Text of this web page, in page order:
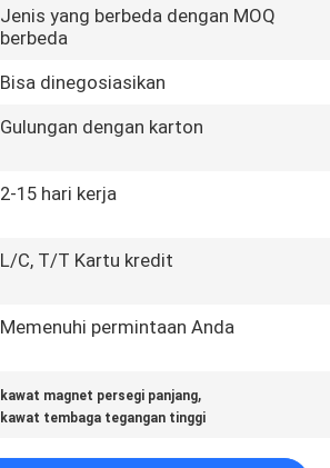
Jenis yang berbeda dengan MOQ
berbeda
Bisa dinegosiasikan
Gulungan dengan karton
2-15 hari kerja
L/C, T/T Kartu kredit
Memenuhi permintaan Anda
kawat magnet persegi panjang,
kawat tembaga tegangan tinggi